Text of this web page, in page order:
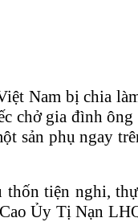
Nam bị chia
chở gia đình
sản phụ ngay
tiện nghi,
Ủy Tị Nạn